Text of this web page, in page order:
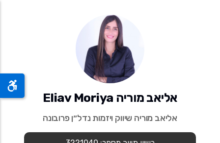
אליאב מוריה Eliav Moriya
אליאב מוריה שיווק ויזמות נדל״ן פרובונה